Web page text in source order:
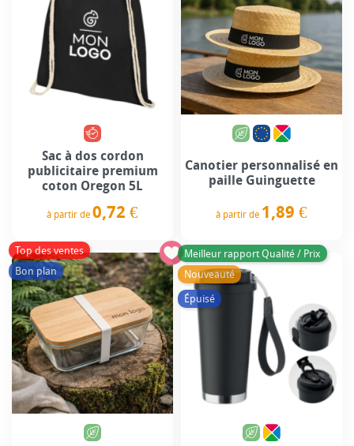
Sac à dos cordon
publicitaire premium
coton Oregon 5L
à partir de 0,72 €
Canotier personnalisé en
paille Guinguette
à partir de 1,89 €
Top des ventes
Bon plan
Meilleur rapport Qualité / Prix
Nouveauté
Épuisé